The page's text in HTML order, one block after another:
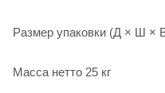
Размер упаковки (Д × Ш ×
Масса нетто 25 кг